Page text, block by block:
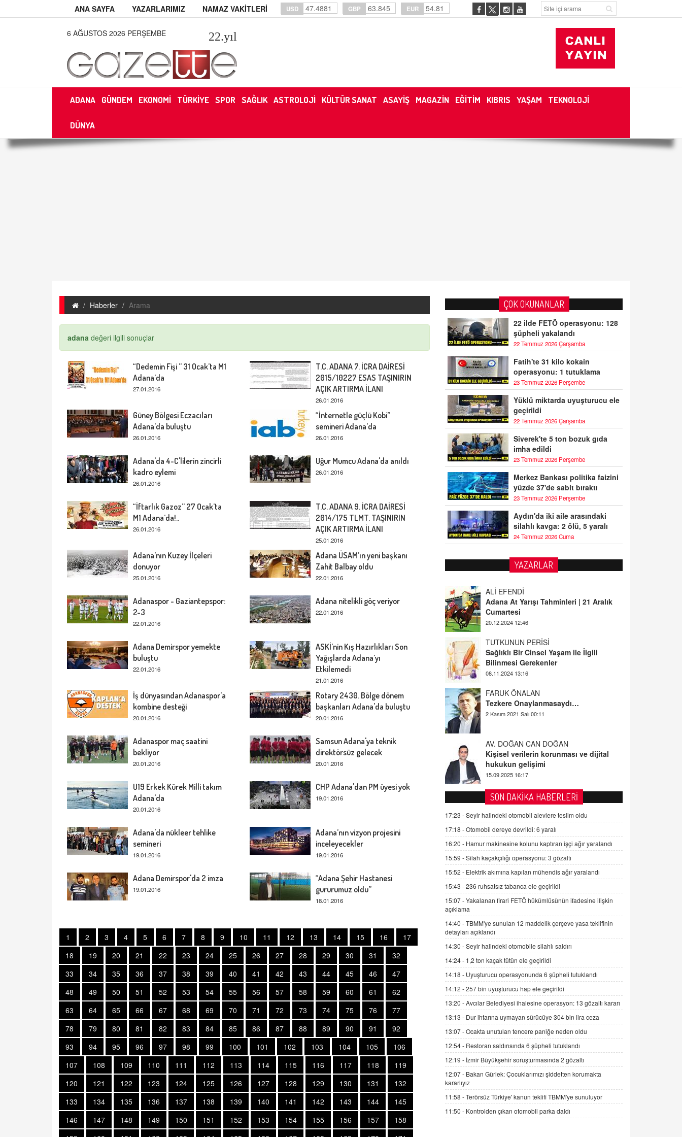
ANA SAYFA YAZARLARIMIZ NAMAZ VAKİTLERİ USD 47.4881 GBP 63.845 EUR 54.81
6 AĞUSTOS 2026 PERŞEMBE 22.yıl
ADANA GÜNDEM EKONOMİ TÜRKİYE SPOR SAĞLIK ASTROLOJİ KÜLTÜR SANAT ASAYİŞ MAGAZİN EĞİTİM KIBRIS YAŞAM TEKNOLOJİ
DÜNYA
Haberler Arama
adana değeri ilgili sonuçlar
“Dedemin Fişi ” 31 Ocak’ta M1
Adana’da
27.01.2016
T.C. ADANA 7. İCRA DAİRESİ
2015/10227 ESAS TAŞINIRIN
AÇIK ARTIRMA İLANI
26.01.2016
Güney Bölgesi Eczacıları
Adana’da buluştu
26.01.2016
“İnternetle güçlü Kobi”
semineri Adana’da
26.01.2016
Adana'da 4-C'lilerin zincirli
kadro eylemi
26.01.2016
Uğur Mumcu Adana'da anıldı
26.01.2016
“İftarlık Gazoz” 27 Ocak’ta
M1 Adana’da!..
26.01.2016
T.C. ADANA 9. İCRA DAİRESİ
2014/175 TLMT. TAŞINIRIN
AÇIK ARTIRMA İLANI
25.01.2016
Adana’nın Kuzey İlçeleri
donuyor
25.01.2016
Adana ÜSAM’ın yeni başkanı
Zahit Balbay oldu
22.01.2016
Adanaspor - Gaziantepspor:
2-3
22.01.2016
Adana nitelikli göç veriyor
22.01.2016
Adana Demirspor yemekte
buluştu
22.01.2016
ASKİ’nin Kış Hazırlıkları Son
Yağışlarda Adana’yı
Etkilemedi
21.01.2016
İş dünyasından Adanaspor’a
kombine desteği
20.01.2016
Rotary 2430. Bölge dönem
başkanları Adana'da buluştu
20.01.2016
Adanaspor maç saatini
bekliyor
20.01.2016
Samsun Adana'ya teknik
direktörsüz gelecek
20.01.2016
U19 Erkek Kürek Milli takım
Adana'da
20.01.2016
CHP Adana'dan PM üyesi yok
19.01.2016
Adana'da nükleer tehlike
semineri
19.01.2016
Adana’nın vizyon projesini
inceleyecekler
19.01.2016
Adana Demirspor'da 2 imza
19.01.2016
“Adana Şehir Hastanesi
gururumuz oldu”
18.01.2016
1 2 3 4 5 6 7 8 9 10 11 12 13 14 15 16
17
18
19 20 21 22 23 24 25 26 27 28 29 30 31
32
33
34 35 36 37 38 39 40 41 42 43 44 45 46
47
48
49 50 51 52 53 54 55 56 57 58 59 60 61
62
63
64 65 66 67 68 69 70 71 72 73 74 75 76
77
78
79 80 81 82 83 84 85 86 87 88 89 90 91
92
93
94 95 96 97 98 99 100 101 102 103 104 105
106
107
108 109 110 111 112 113 114 115 116 117 118
119
120
121 122 123 124 125 126 127 128 129 130 131
132
133
134 135 136 137 138 139 140 141 142 143 144
145
146
147 148 149 150 151 152 153 154 155 156 157
158
ÇOK OKUNANLAR
22 ilde FETÖ operasyonu: 128
şüpheli yakalandı
22 Temmuz 2026 Çarşamba
Fatih'te 31 kilo kokain
operasyonu: 1 tutuklama
23 Temmuz 2026 Perşembe
Yüklü miktarda uyuşturucu ele
geçirildi
22 Temmuz 2026 Çarşamba
Siverek'te 5 ton bozuk gıda
imha edildi
23 Temmuz 2026 Perşembe
Merkez Bankası politika faizini
yüzde 37'de sabit bıraktı
23 Temmuz 2026 Perşembe
Aydın'da iki aile arasındaki
silahlı kavga: 2 ölü, 5 yaralı
24 Temmuz 2026 Cuma
YAZARLAR
ALİ EFENDİ
Adana At Yarışı Tahminleri | 21 Aralık
Cumartesi
20.12.2024 12:46
TUTKUNUN PERİSİ
Sağlıklı Bir Cinsel Yaşam ile İlgili
Bilinmesi Gerekenler
08.11.2024 13:16
FARUK ÖNALAN
Tezkere Onaylanmasaydı…
2 Kasım 2021 Salı 00:11
AV. DOĞAN CAN DOĞAN
Kişisel verilerin korunması ve dijital
hukukun gelişimi
15.09.2025 16:17
SEHER EREK
Kış Ayları Geldi, Hangi Önlemler
Alınmalı?
İNCİ GÜL AKÖL
Trump Keşke Adana'yı da Ziyaret Etse...
06.07.2026 13:00
ADEM AKÖL
Esed Destekçilerinin Yüzüne Vurulan
Şamar: Sednaya
11.12.2024 12:30
DR. EKREM ASLAN
Gerçek Ne, Algı Ne? "Beraber
Yürüyoruz" Cümlesinin Peşinden
19.07.2025 12:45
GÖNÜL MENEKŞE
Şifacının Yolu
04.11.2025 12:56
AV. RÜMEYSA ÖZKALE
Kira Uyuşmazlıklarında Dava Açmadan
Önce Arabulucuya Başvuru Şartı
23.09.2023 16:30
CAN UĞURATEŞ
Değişen yapısıyla Suriye
16.12.2024 14:16
SON DAKİKA HABERLERİ
17:23 -Seyir halindeki otomobil alevlere teslim oldu
17:18 -Otomobil dereye devrildi: 6 yaralı
16:20 - Hamur makinesine kolunu kaptıran işçi ağır yaralandı
15:59 -Silah kaçakçılığı operasyonu: 3 gözaltı
15:52 - Elektrik akımına kapılan mühendis ağır yaralandı
15:43 -236 ruhsatsız tabanca ele geçirildi
15:07 -Yakalanan firari FETÖ hükümlüsünün ifadesine ilişkin
açıklama
14:40 -TBMM'ye sunulan 12 maddelik çerçeve yasa teklifinin
detayları açıklandı
14:30 -Seyir halindeki otomobile silahlı saldırı
14:24 - 1,2 ton kaçak tütün ele geçirildi
14:18 - Uyuşturucu operasyonunda 6 şüpheli tutuklandı
14:12 -257 bin uyuşturucu hap ele geçirildi
13:20 -Avcılar Belediyesi ihalesine operasyon: 13 gözaltı kararı
13:13 - Dur ihtarına uymayan sürücüye 304 bin lira ceza
13:07 -Ocakta unutulan tencere paniğe neden oldu
12:54 - Restoran saldırısında 6 şüpheli tutuklandı
12:19 - İzmir Büyükşehir soruşturmasında 2 gözaltı
12:07 - Bakan Gürlek: Çocuklarımızı şiddetten korumakta
kararlıyız
11:58 -Terörsüz Türkiye' kanun teklifi TBMM'ye sunuluyor
11:50 - Kontrolden çıkan otomobil parka daldı